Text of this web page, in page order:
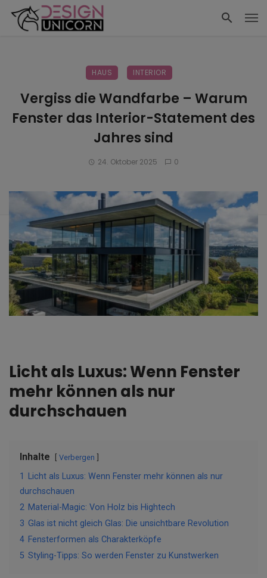
HAUS INTERIOR
Vergiss die Wandfarbe – Warum
Fenster das Interior-Statement des
Jahres sind
24. Oktober 2025 0
Licht als Luxus: Wenn Fenster
mehr können als nur
durchschauen
Inhalte Verbergen
1 Licht als Luxus: Wenn Fenster mehr können als nur
durchschauen
2 Material-Magic: Von Holz bis Hightech
3 Glas ist nicht gleich Glas: Die unsichtbare Revolution
4 Fensterformen als Charakterköpfe
5 Styling-Tipps: So werden Fenster zu Kunstwerken